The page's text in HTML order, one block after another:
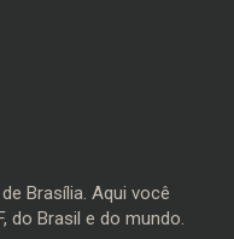
Brasília. Aqui você
do Brasil e do mundo.